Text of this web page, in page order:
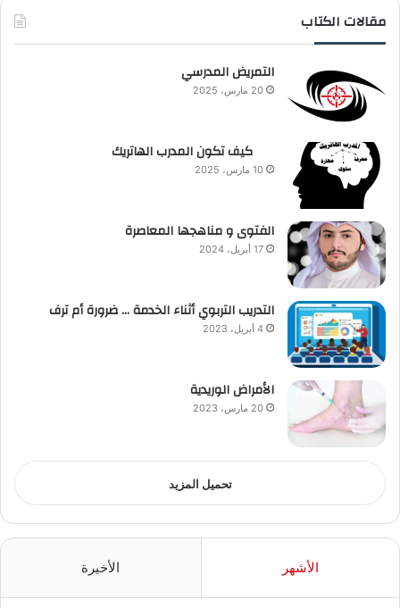
مقالات الكتاب
التمريض المدرسي
20 مارس، 2025
كيف تكون المدرب الهاتريك
10 مارس، 2025
الفتوى و مناهجها المعاصرة
17 أبريل، 2024
التدريب التربوي أثناء الخدمة … ضرورة أم ترف
4 أبريل، 2023
الأمراض الوريدية
20 مارس، 2023
تحميل المزيد
الأشهر الأخيرة